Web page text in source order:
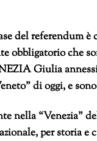
del referendum
obbligatorio che
Giulia
di oggi, e
nella “Venezia”
per storia e